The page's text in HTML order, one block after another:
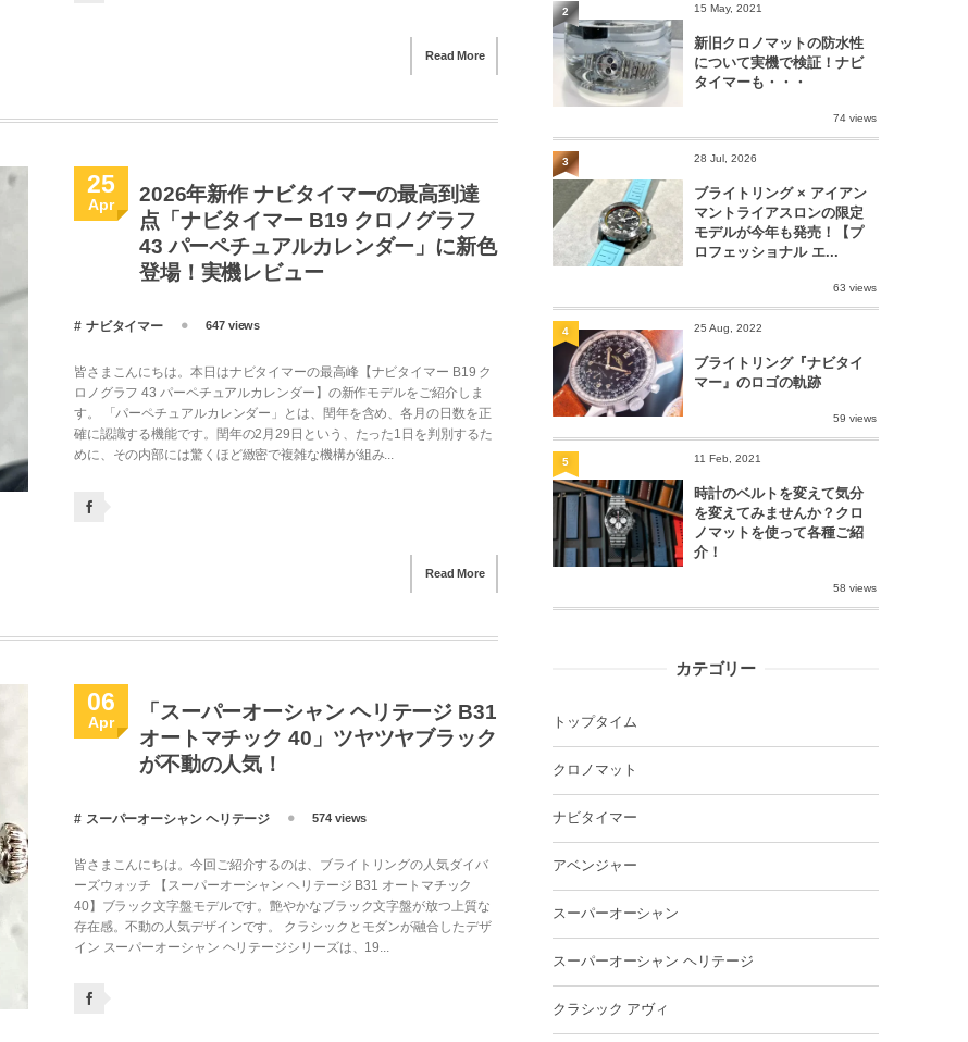
Read More
25
Apr
2026年新作 ナビタイマーの最高到達
点「ナビタイマー B19 クロノグラフ
43 パーペチュアルカレンダー」に新色
登場！実機レビュー
ナビタイマー 647 views
皆さまこんにちは。本日はナビタイマーの最高峰【ナビタイマー B19 ク
ロノグラフ 43 パーペチュアルカレンダー】の新作モデルをご紹介しま
す。 「パーペチュアルカレンダー」とは、閏年を含め、各月の日数を正
確に認識する機能です。閏年の2月29日という、たった1日を判別するた
めに、その内部には驚くほど緻密で複雑な機構が組み...
Read More
06
Apr
「スーパーオーシャン ヘリテージ B31
オートマチック 40」ツヤツヤブラック
が不動の人気！
スーパーオーシャン ヘリテージ 574 views
皆さまこんにちは。今回ご紹介するのは、ブライトリングの人気ダイバ
ーズウォッチ 【スーパーオーシャン ヘリテージ B31 オートマチック
40】ブラック文字盤モデルです。艶やかなブラック文字盤が放つ上質な
存在感。不動の人気デザインです。 クラシックとモダンが融合したデザ
イン スーパーオーシャン ヘリテージシリーズは、19...
15 May, 2021
新旧クロノマットの防水性
について実機で検証！ナビ
タイマーも・・・
74 views
2
28 Jul, 2026
ブライトリング × アイアン
マントライアスロンの限定
モデルが今年も発売！【プ
ロフェッショナル エ...
63 views
3
25 Aug, 2022
ブライトリング『ナビタイ
マー』のロゴの軌跡
59 views
4
11 Feb, 2021
時計のベルトを変えて気分
を変えてみませんか？クロ
ノマットを使って各種ご紹
介！
58 views
5
カテゴリー
トップタイム
クロノマット
ナビタイマー
アベンジャー
スーパーオーシャン
スーパーオーシャン ヘリテージ
クラシック アヴィ